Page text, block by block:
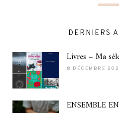
DERNIERS
Livres – Ma
8 DÉCEMBRE
ENSEMBLE